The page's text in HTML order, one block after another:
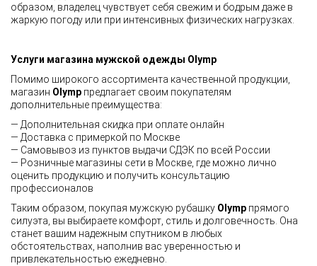
образом, владелец чувствует себя свежим и бодрым даже в
жаркую погоду или при интенсивных физических нагрузках.
Услуги магазина мужской одежды Olymp
Помимо широкого ассортимента качественной продукции,
магазин Olymp предлагает своим покупателям
дополнительные преимущества:
— Дополнительная скидка при оплате онлайн
— Доставка с примеркой по Москве
— Самовывоз из пунктов выдачи СДЭК по всей России
— Розничные магазины сети в Москве, где можно лично
оценить продукцию и получить консультацию
профессионалов
Таким образом, покупая мужскую рубашку Olymp прямого
силуэта, вы выбираете комфорт, стиль и долговечность. Она
станет вашим надежным спутником в любых
обстоятельствах, наполнив вас уверенностью и
привлекательностью ежедневно.